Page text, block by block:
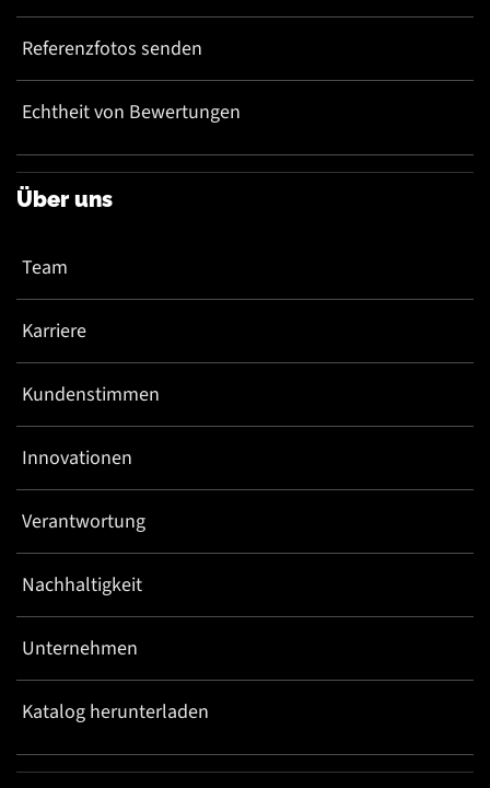
Referenzfotos senden
Echtheit von Bewertungen
Über uns
Team
Karriere
Kundenstimmen
Innovationen
Verantwortung
Nachhaltigkeit
Unternehmen
Katalog herunterladen